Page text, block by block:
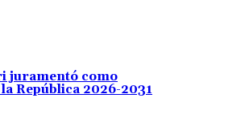
juramentó como
República 2026-2031